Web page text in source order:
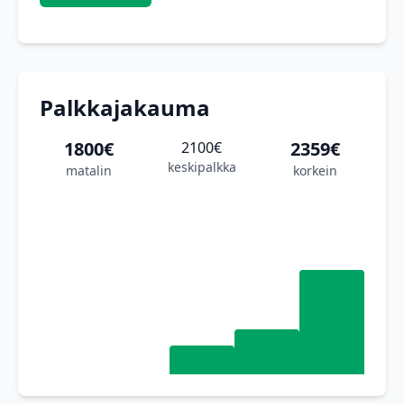
Palkkajakauma
1800€
matalin
2100€
keskipalkka
2359€
korkein